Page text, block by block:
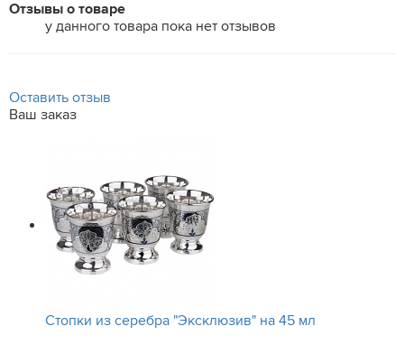
Отзывы о товаре
у данного товара пока нет отзывов
Оставить отзыв
Ваш заказ
Стопки из серебра "Эксклюзив" на 45 мл